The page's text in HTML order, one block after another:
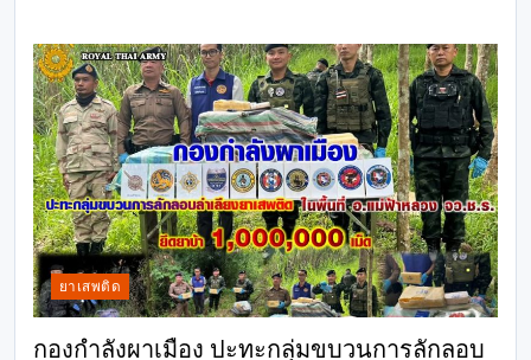
ยาเสพติด
กองกำลังผาเมือง ปะทะกลุ่มขบวนการลักลอบ